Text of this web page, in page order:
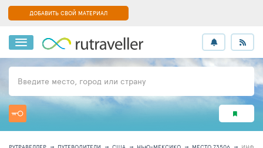
ДОБАВИТЬ СВОЙ МАТЕРИАЛ
Введите место, город или страну